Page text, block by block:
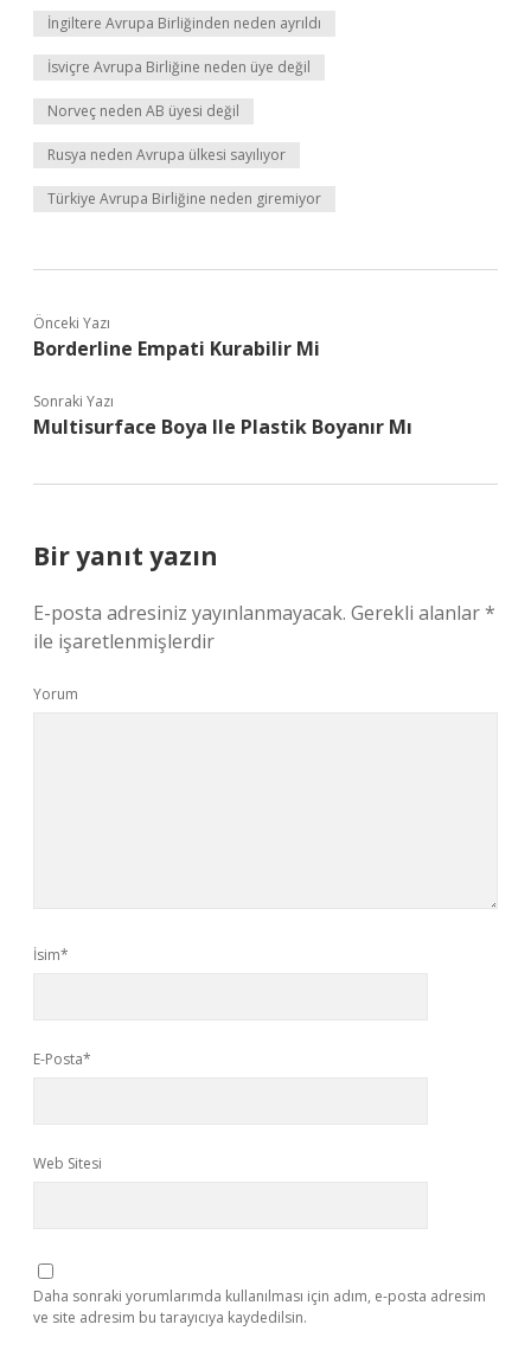
İngiltere Avrupa Birliğinden neden ayrıldı
İsviçre Avrupa Birliğine neden üye değil
Norveç neden AB üyesi değil
Rusya neden Avrupa ülkesi sayılıyor
Türkiye Avrupa Birliğine neden giremiyor
Önceki Yazı
Borderline Empati Kurabilir Mi
Sonraki Yazı
Multisurface Boya Ile Plastik Boyanır Mı
Bir yanıt yazın
E-posta adresiniz yayınlanmayacak. Gerekli alanlar*
ile işaretlenmişlerdir
Yorum
İsim*
E-Posta*
Web Sitesi
Daha sonraki yorumlarımda kullanılması için adım, e-posta adresim
ve site adresim bu tarayıcıya kaydedilsin.